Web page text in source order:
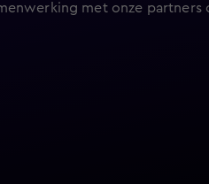
met onze partners